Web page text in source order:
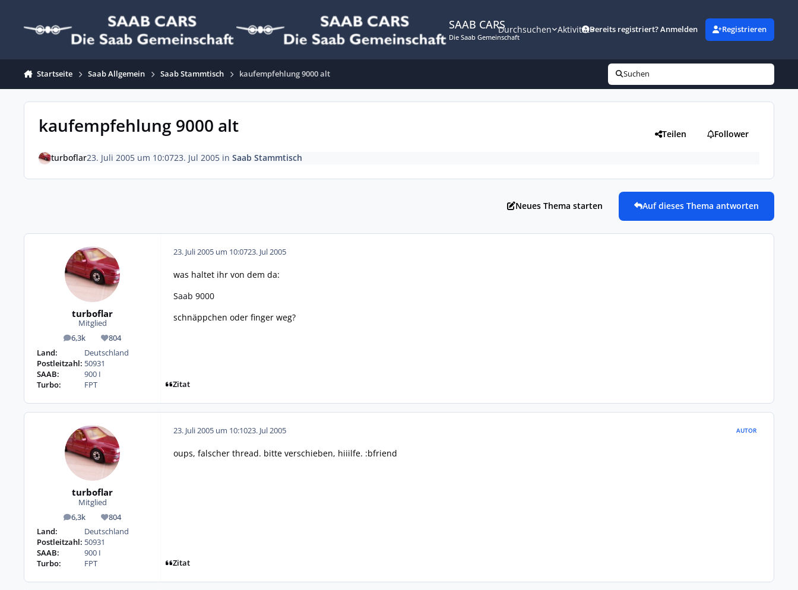
SAAB CARS
Die Saab Gemeinschaft
Durchsuchen AktivitätBereits registriert? Anmelden Registrieren
Startseite Saab Allgemein Saab Stammtisch kaufempfehlung 9000 alt Suchen
kaufempfehlung 9000 alt Teilen Follower
turboflar23. Juli 2005 um 10:0723. Jul 2005in Saab Stammtisch
Neues Thema starten Auf dieses Thema antworten
turboflar
Mitglied
6,3k
Beiträge 804
Reputation
Land:
Deutschland
Postleitzahl: 50931
SAAB:
900 I
Turbo:
FPT
23. Juli 2005 um 10:0723. Jul 2005
was haltet ihr von dem da:
Saab 9000
schnäppchen oder finger weg?
Zitat
turboflar
Mitglied
6,3k
Beiträge 804
Reputation
Land:
Deutschland
Postleitzahl: 50931
SAAB:
900 I
Turbo:
FPT
23. Juli 2005 um 10:1023. Jul 2005 AUTOR
oups, falscher thread. bitte verschieben, hiiilfe. :bfriend
Zitat